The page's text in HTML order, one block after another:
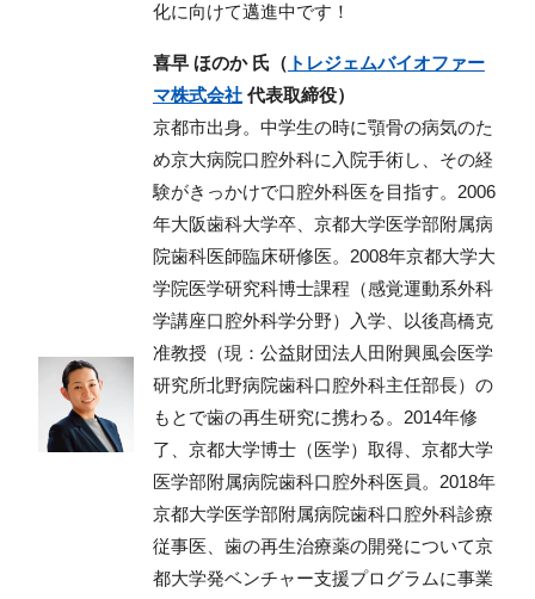
化に向けて邁進中です！
喜早 ほのか 氏（ トレジェムバイオファー
マ株式会社代表取締役）
京都市出身。中学生の時に顎骨の病気のた
め京大病院口腔外科に入院手術し、その経
験がきっかけで口腔外科医を目指す。2006
年大阪歯科大学卒、京都大学医学部附属病
院歯科医師臨床研修医。2008年京都大学大
学院医学研究科博士課程（感覚運動系外科
学講座口腔外科学分野）入学、以後髙橋克
准教授（現：公益財団法人田附興風会医学
研究所北野病院歯科口腔外科主任部長）の
もとで歯の再生研究に携わる。2014年修
了、京都大学博士（医学）取得、京都大学
医学部附属病院歯科口腔外科医員。2018年
京都大学医学部附属病院歯科口腔外科診療
従事医、歯の再生治療薬の開発について京
都大学発ベンチャー支援プログラムに事業